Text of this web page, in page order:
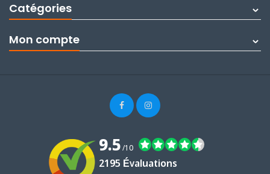
Catégories
Mon compte
9.5/10
2195 Évaluations